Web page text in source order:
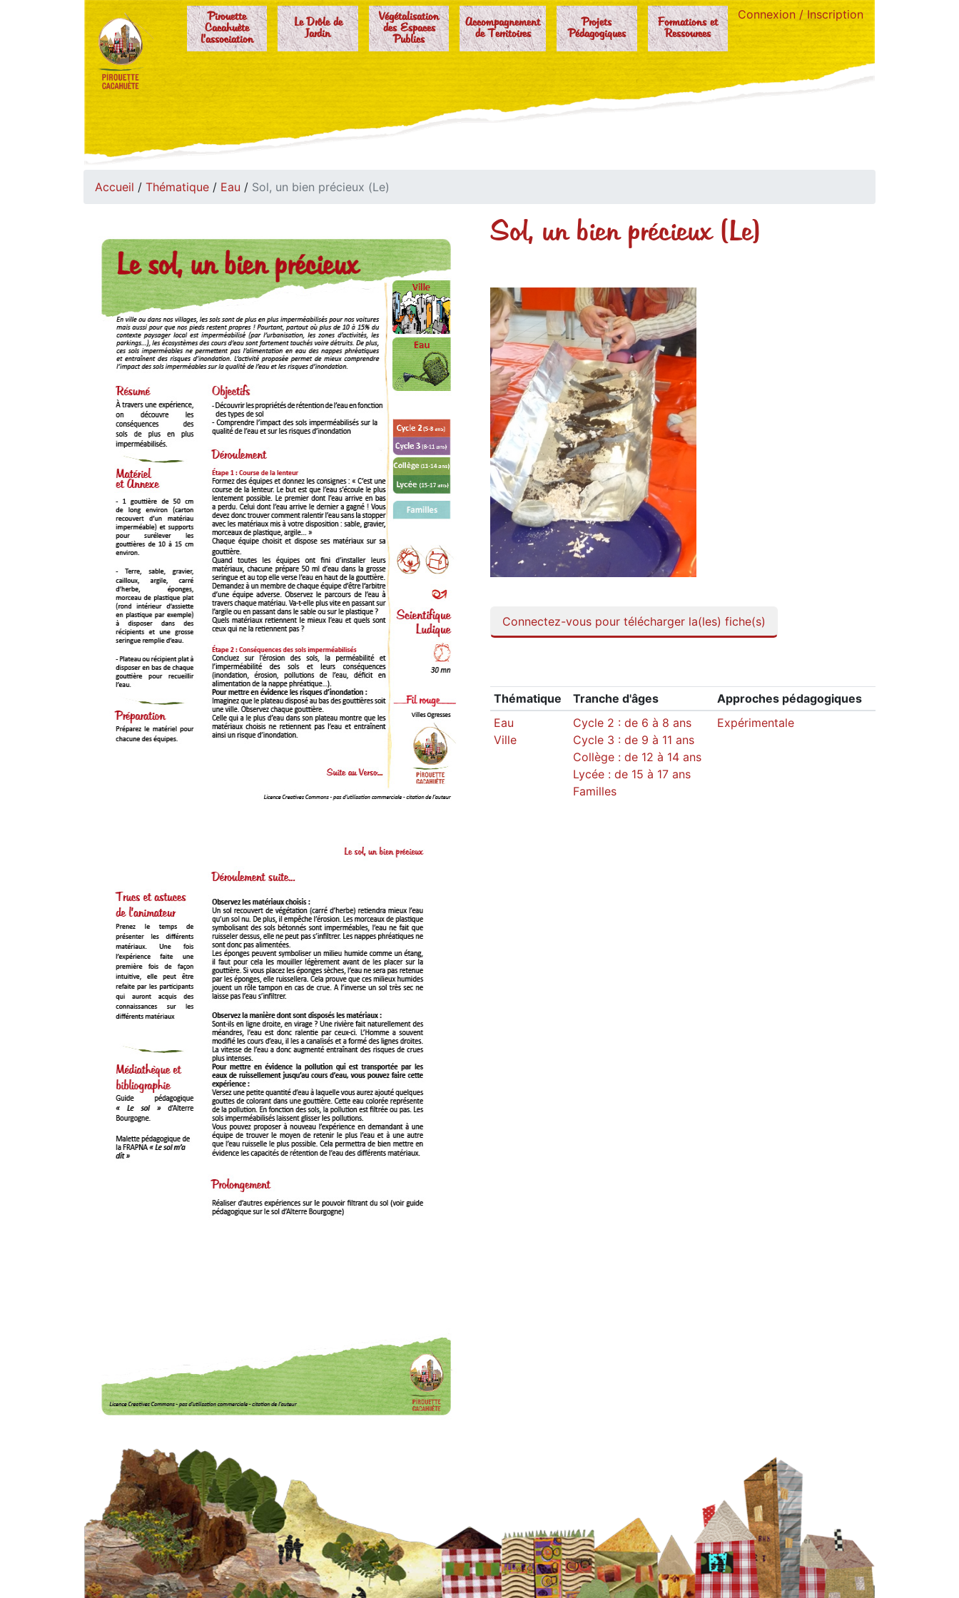
Pirouette
Cacahuète
l'association
Le Drôle de
Jardin
Végétalisation
des Espaces
Publics
Accompagnement
de Territoires
Projets
Pédagogiques
Formations et
Ressources
Connexion / Inscription
Accueil / Thématique / Eau / Sol, un bien précieux (Le)
Sol, un bien précieux (Le)
Connectez-vous pour télécharger la(les) fiche(s)
Thématique Tranche d'âges
Approches pédagogiques
Eau
Ville
Cycle 2 : de 6 à 8 ans
Cycle 3 : de 9 à 11 ans
Collège : de 12 à 14 ans
Lycée : de 15 à 17 ans
Familles
Expérimentale